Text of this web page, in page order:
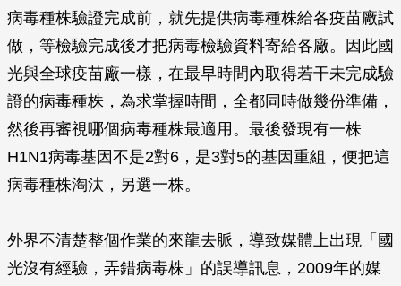
病毒種株驗證完成前，就先提供病毒種株給各疫苗廠試
做，等檢驗完成後才把病毒檢驗資料寄給各廠。因此國
光與全球疫苗廠一樣，在最早時間內取得若干未完成驗
證的病毒種株，為求掌握時間，全都同時做幾份準備，
然後再審視哪個病毒種株最適用。最後發現有一株
H1N1病毒基因不是2對6，是3對5的基因重組，便把這
病毒種株淘汰，另選一株。
外界不清楚整個作業的來龍去脈，導致媒體上出現「國
光沒有經驗，弄錯病毒株」的誤導訊息，2009年的媒